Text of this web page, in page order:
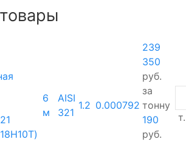
6
м
AISI
321
1.2 0.000792
239
350
руб.
за
тонну
190
руб.
т.